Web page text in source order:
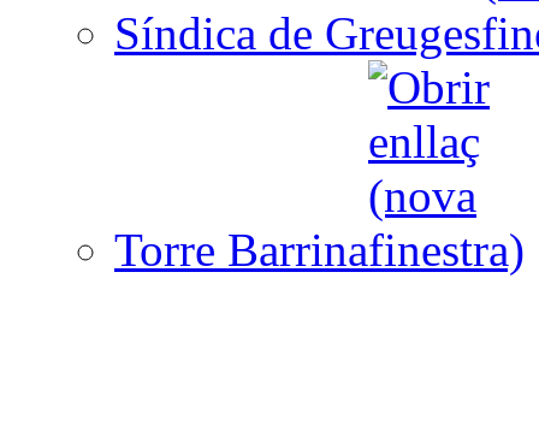
Síndica de Greuges
Torre Barrina